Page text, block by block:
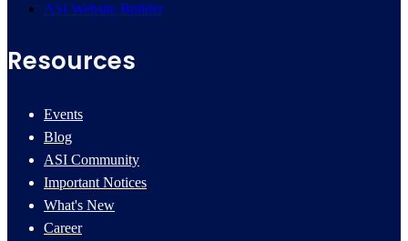
ASI Website Builder
Resources
Events
Blog
ASI Community
Important Notices
What's New
Career